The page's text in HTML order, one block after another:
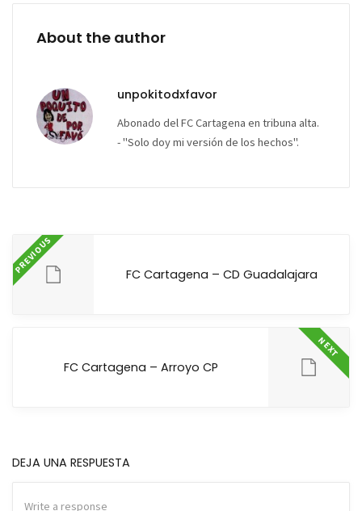
About the author
unpokitodxfavor
Abonado del FC Cartagena en tribuna alta.
- "Solo doy mi versión de los hechos".
PREVIOUS FC Cartagena – CD Guadalajara
NEXT
FC Cartagena – Arroyo CP
DEJA UNA RESPUESTA